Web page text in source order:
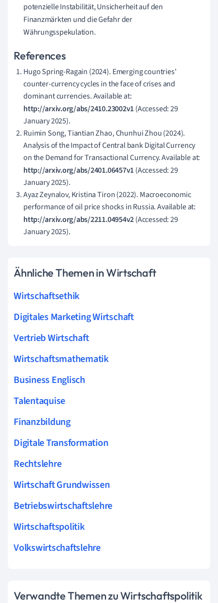
potenzielle Instabilität, Unsicherheit auf den
Finanzmärkten und die Gefahr der
Währungsspekulation.
References
Hugo Spring-Ragain (2024). Emerging countries'
counter-currency cycles in the face of crises and
dominant currencies. Available at:
http://arxiv.org/abs/2410.23002v1(Accessed: 29
January 2025).
Ruimin Song, Tiantian Zhao, Chunhui Zhou (2024).
Analysis of the Impact of Central bank Digital Currency
on the Demand for Transactional Currency. Available at:
http://arxiv.org/abs/2401.06457v1(Accessed: 29
January 2025).
Ayaz Zeynalov, Kristina Tiron (2022). Macroeconomic
performance of oil price shocks in Russia. Available at:
http://arxiv.org/abs/2211.04954v2(Accessed: 29
January 2025).
Ähnliche Themen in Wirtschaft
Wirtschaftsethik
Digitales Marketing Wirtschaft
Vertrieb Wirtschaft
Wirtschaftsmathematik
Business Englisch
Talentaquise
Finanzbildung
Digitale Transformation
Rechtslehre
Wirtschaft Grundwissen
Betriebswirtschaftslehre
Wirtschaftspolitik
Volkswirtschaftslehre
Verwandte Themen zu Wirtschaftspolitik